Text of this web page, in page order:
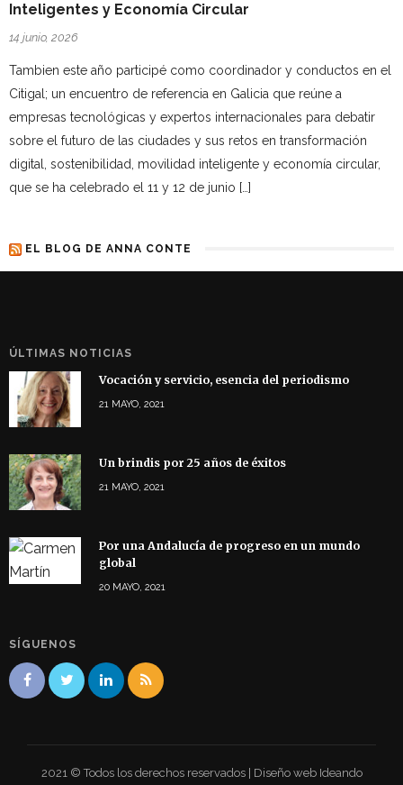
Inteligentes y Economía Circular
14 junio, 2026
Tambien este año participé como coordinador y conductos en el
Citigal; un encuentro de referencia en Galicia que reúne a
empresas tecnológicas y expertos internacionales para debatir
sobre el futuro de las ciudades y sus retos en transformación
digital, sostenibilidad, movilidad inteligente y economía circular,
que se ha celebrado el 11 y 12 de junio […]
EL BLOG DE ANNA CONTE
ÚLTIMAS NOTICIAS
Vocación y servicio, esencia del periodismo
21 MAYO, 2021
Un brindis por 25 años de éxitos
21 MAYO, 2021
Por una Andalucía de progreso en un mundo
global
20 MAYO, 2021
SÍGUENOS
2021 © Todos los derechos reservados | Diseño web Ideando